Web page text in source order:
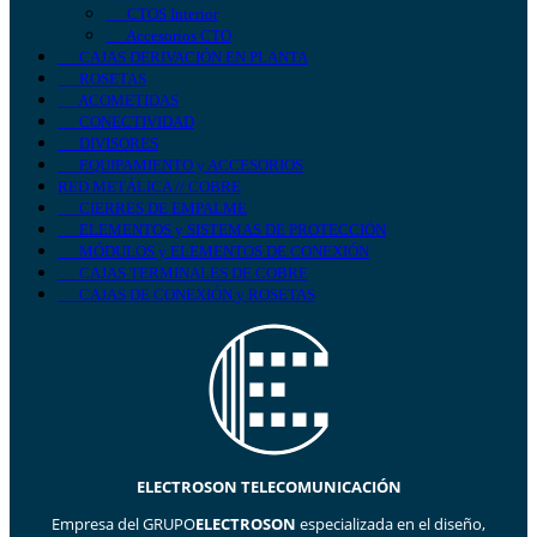
CTOS Interior
Accesorios CTO
CAJAS DERIVACIÓN EN PLANTA
ROSETAS
ACOMETIDAS
CONECTIVIDAD
DIVISORES
EQUIPAMIENTO y ACCESORIOS
RED METÁLICA // COBRE
CIERRES DE EMPALME
ELEMENTOS y SISTEMAS DE PROTECCIÓN
MÓDULOS y ELEMENTOS DE CONEXIÓN
CAJAS TERMINALES DE COBRE
CAJAS DE CONEXIÓN y ROSETAS
ELECTROSON TELECOMUNICACIÓN
Empresa del GRUPOELECTROSON especializada en el diseño,